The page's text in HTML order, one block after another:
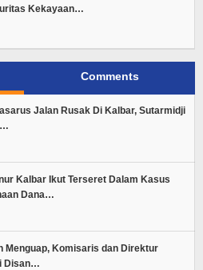
Kekayaan…
Comments
Jalan Rusak Di Kalbar, Sutarmidji
Kalbar Ikut Terseret Dalam Kasus
Dana…
Menguap, Komisaris dan Direktur
Disan…